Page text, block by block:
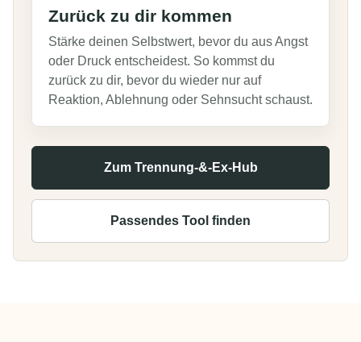
Zurück zu dir kommen
Stärke deinen Selbstwert, bevor du aus Angst
oder Druck entscheidest. So kommst du
zurück zu dir, bevor du wieder nur auf
Reaktion, Ablehnung oder Sehnsucht schaust.
Zum Trennung-&-Ex-Hub
Passendes Tool finden